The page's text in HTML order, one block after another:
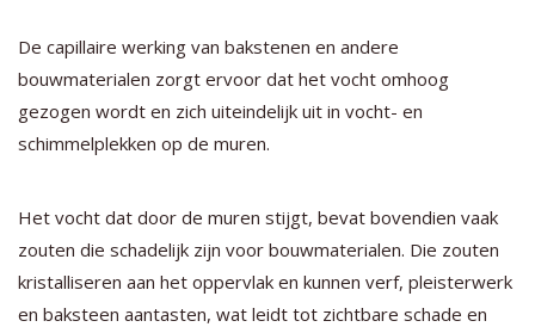
De capillaire werking van bakstenen en andere
bouwmaterialen zorgt ervoor dat het vocht omhoog
gezogen wordt en zich uiteindelijk uit in vocht- en
schimmelplekken op de muren.
Het vocht dat door de muren stijgt, bevat bovendien vaak
zouten die schadelijk zijn voor bouwmaterialen. Die zouten
kristalliseren aan het oppervlak en kunnen verf, pleisterwerk
en baksteen aantasten, wat leidt tot zichtbare schade en